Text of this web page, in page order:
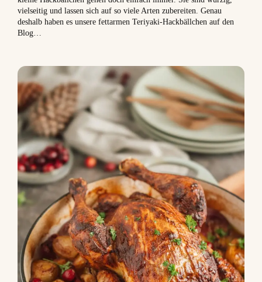
vielseitig und lassen sich auf so viele Arten zubereiten. Genau
deshalb haben es unsere fettarmen Teriyaki-Hackbällchen auf den
Blog…